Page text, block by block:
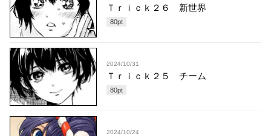
Ｔｒｉｃｋ２６ 新世界
80pt
2024/10/31
Ｔｒｉｃｋ２５ チーム
80pt
2024/10/24